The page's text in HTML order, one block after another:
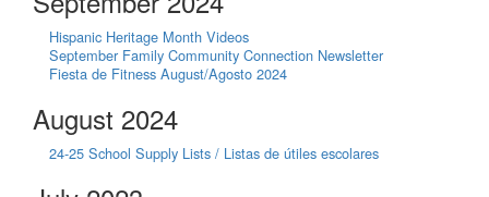
Hispanic Heritage Month Videos
September Family Community Connection Newsletter
Fiesta de Fitness August/Agosto 2024
August 2024
24-25 School Supply Lists / Listas de útiles escolares